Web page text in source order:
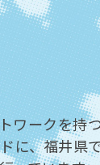
ワークを持
に、福井県